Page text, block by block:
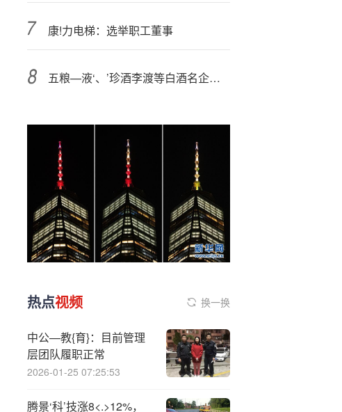
康!力电梯：选举职工董事
五粮—液‘、’珍酒李渡等白酒名企盯上啤酒“蛋糕”：跨界入局能否搅动行业变局？
热点视频 换一换
中公—教{育}：目前管理
层团队履职正常
2026-01-25 07:25:53
腾景‘科’技涨8<.>12%，